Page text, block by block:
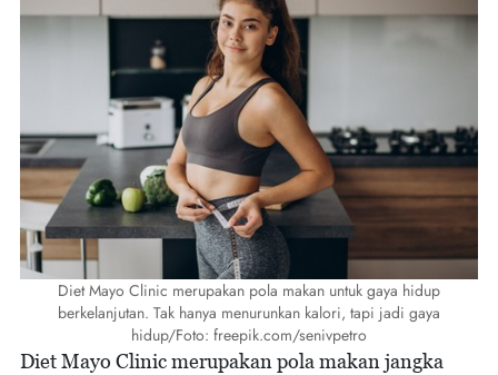
Diet Mayo Clinic merupakan pola makan untuk gaya hidup
berkelanjutan. Tak hanya menurunkan kalori, tapi jadi gaya
hidup/Foto: freepik.com/senivpetro
Diet Mayo Clinic merupakan pola makan jangka